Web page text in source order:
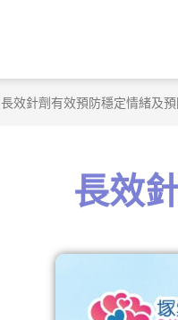
長效針劑有效預防穩定情緒及
長效